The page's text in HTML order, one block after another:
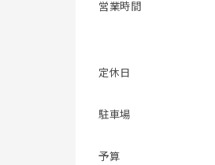
営業時間
定休日
駐車場
予算